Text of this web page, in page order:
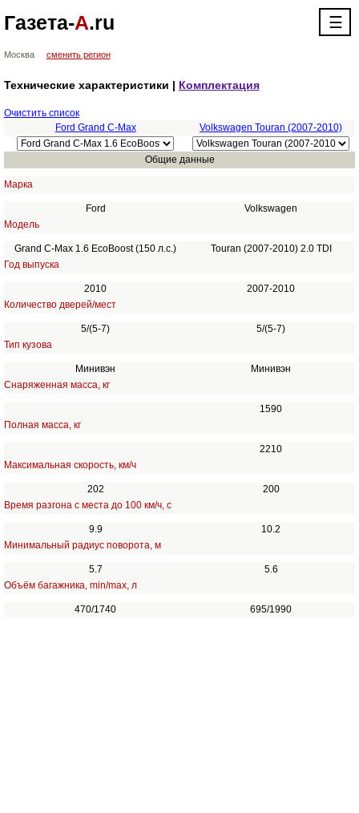
Газета-А.ru ☰
Москва сменить регион
Технические характеристики | Комплектация
Очистить список
Ford Grand C-Max
Volkswagen Touran (2007-2010)
Общие данные
Марка
Ford
Volkswagen
Модель
Grand C-Max 1.6 EcoBoost (150 л.с.)
Touran (2007-2010) 2.0 TDI
Год выпуска
2010
2007-2010
Количество дверей/мест
5/(5-7)
5/(5-7)
Тип кузова
Минивэн
Минивэн
Снаряженная масса, кг
1590
Полная масса, кг
2210
Максимальная скорость, км/ч
202
200
Время разгона с места до 100 км/ч, с
9.9
10.2
Минимальный радиус поворота, м
5.7
5.6
Объём багажника, min/max, л
470/1740 695/1990